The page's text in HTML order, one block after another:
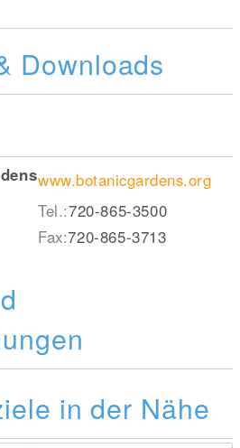
Downloads
www.botanicgardens.org
Tel.:720-865-3500
Fax:720-865-3713
in der Nähe